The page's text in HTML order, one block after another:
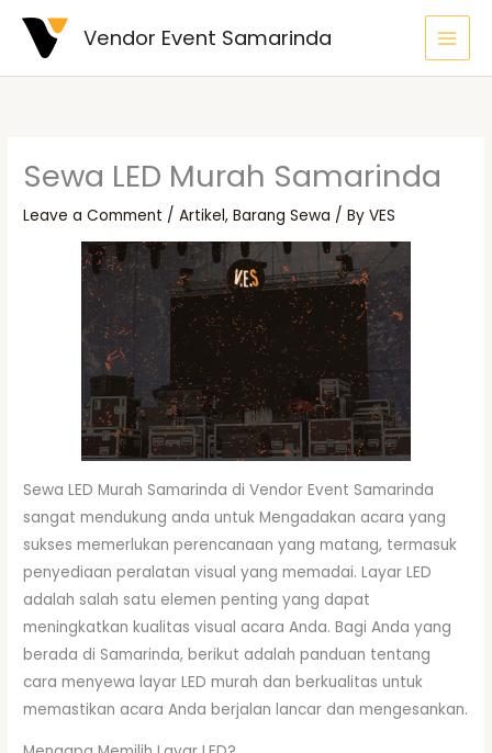
Skip
Vendor Event Samarinda
Sewa LED Murah Samarinda
Leave a Comment /Artikel,Barang Sewa / ByVES
Sewa LED Murah Samarinda di Vendor Event Samarinda
sangat mendukung anda untuk Mengadakan acara yang
sukses memerlukan perencanaan yang matang, termasuk
penyediaan peralatan visual yang memadai. Layar LED
adalah salah satu elemen penting yang dapat
meningkatkan kualitas visual acara Anda. Bagi Anda yang
berada di Samarinda, berikut adalah panduan tentang
cara menyewa layar LED murah dan berkualitas untuk
memastikan acara Anda berjalan lancar dan mengesankan.